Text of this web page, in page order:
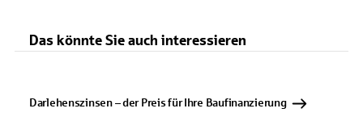
Das könnte Sie auch interessieren
Darlehenszinsen – der Preis für Ihre Baufinanzierung